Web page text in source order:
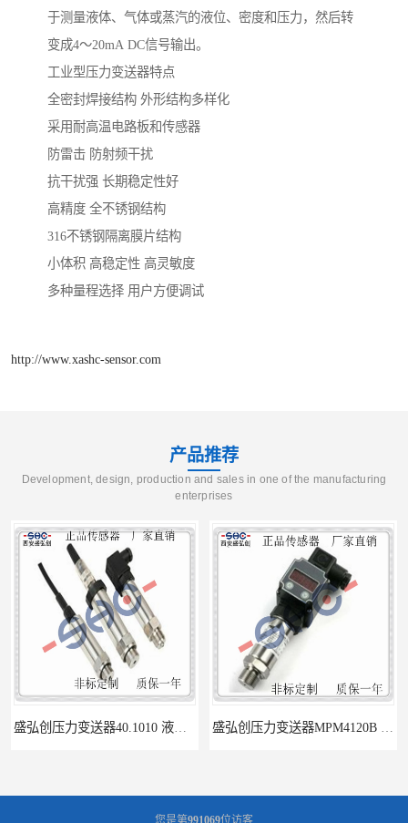
于测量液体、气体或蒸汽的液位、密度和压力，然后转
变成4～20mA DC信号输出。
工业型压力变送器特点
全密封焊接结构 外形结构多样化
采用耐高温电路板和传感器
防雷击 防射频干扰
抗干扰强 长期稳定性好
高精度 全不锈钢结构
316不锈钢隔离膜片结构
小体积 高稳定性 高灵敏度
多种量程选择 用户方便调试
http://www.xashc-sensor.com
产品推荐
Development, design, production and sales in one of the manufacturing
enterprises
您是第991069位访客